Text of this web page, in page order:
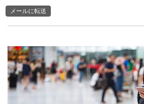
メールに転送